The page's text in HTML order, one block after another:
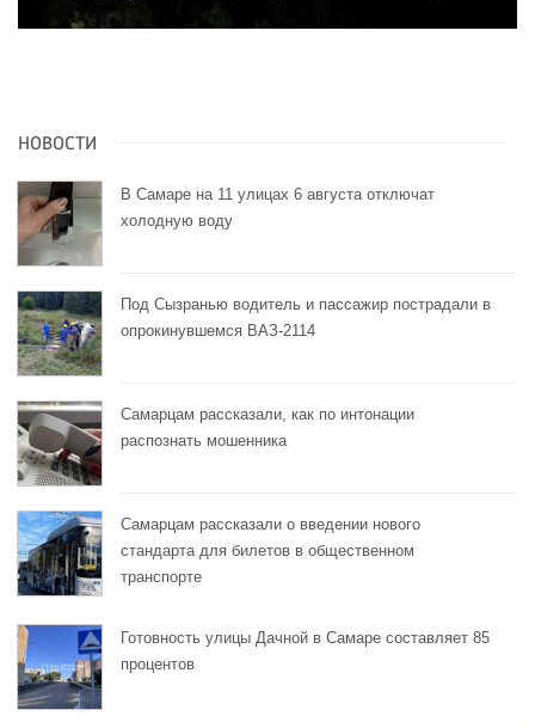
НОВОСТИ
В Самаре на 11 улицах 6 августа отключат
холодную воду
Под Сызранью водитель и пассажир пострадали в
опрокинувшемся ВАЗ-2114
Самарцам рассказали, как по интонации
распознать мошенника
Самарцам рассказали о введении нового
стандарта для билетов в общественном
транспорте
Готовность улицы Дачной в Самаре составляет 85
процентов